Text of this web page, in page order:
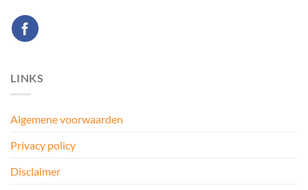
LINKS
Algemene voorwaarden
Privacy policy
Disclaimer